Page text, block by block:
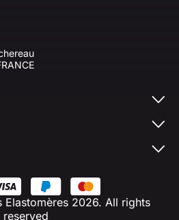
2026. All rights
reserved